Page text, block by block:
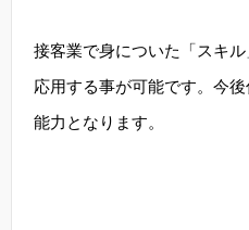
接客業で身についた「スキ
応用する事が可能です。今
能力となります。